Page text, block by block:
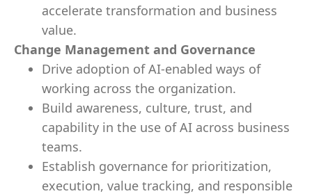
accelerate transformation and business
value.
Change Management and Governance
Drive adoption of AI-enabled ways of
working across the organization.
Build awareness, culture, trust, and
capability in the use of AI across business
teams.
Establish governance for prioritization,
execution, value tracking, and responsible